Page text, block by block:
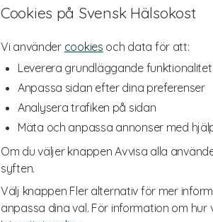
Cookies på Svensk Hälsokost
Vi använder cookies och data för att:
Leverera grundläggande funktionalitet
Anpassa sidan efter dina preferenser
Analysera trafiken på sidan
Mäta och anpassa annonser med
Om du väljer knappen Avvisa alla
syften.
Välj knappen Fler alternativ för mer
anpassa dina val. För information om